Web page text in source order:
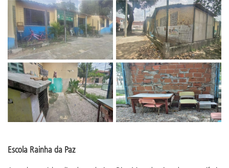
Escola Rainha da Paz